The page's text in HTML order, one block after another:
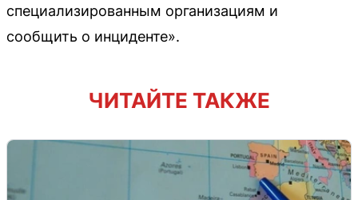
специализированным организациям и
сообщить о инциденте».
ЧИТАЙТЕ ТАКЖЕ